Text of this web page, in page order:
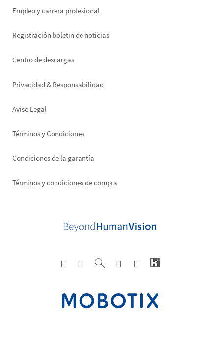
Empleo y carrera profesional
Registración boletin de noticias
Footer
Centro de descargas
Privacidad & Responsabilidad
Aviso Legal
Términos y Condiciones
Condiciones de la garantía
Términos y condiciones de compra